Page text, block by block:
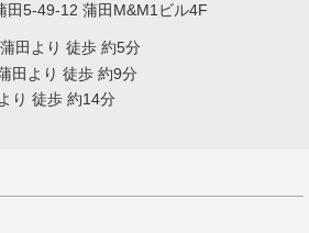
田5-49-12 蒲田M&M1ビル4F
田より 徒歩 約5分
田より 徒歩 約9分
り 徒歩 約14分